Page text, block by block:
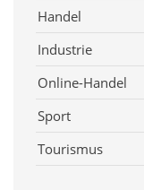
Handel
Industrie
Online-Handel
Sport
Tourismus